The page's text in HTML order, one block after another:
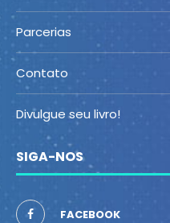
Parcerias
Contato
Divulgue seu livro!
SIGA-NOS
FACEBOOK